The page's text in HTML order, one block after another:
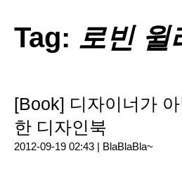
Tag: 로빈 윌
[Book] 디자이너가
한 디자인북
2012-09-19 02:43 | BlaBlaBla~